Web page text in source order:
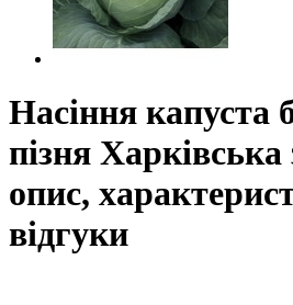
Насіння капуста
пізня
опис,
відгуки